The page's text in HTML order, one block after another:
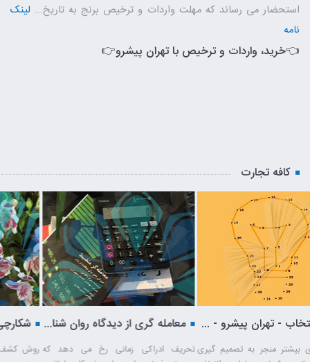
استحضار می رساند که مهلت واردات و ترخیص برنج به تاریخ... لینک
نامه
👈خرید، واردات و ترخیص با تهران پیشرو👉
کافه تجارت
معامله گری از دیدگاه روان شناختی – تهران پیشرو – شرکت ترخیص کالا
تحریف ادراکی زمانی رخ می دهد که
تضاد انتخاب - تهران پیشرو - شرکت ترخیص کالا
انتخاب های بیشتر منجر به تصمیم گیری